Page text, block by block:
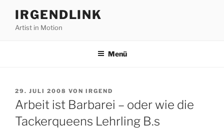
Inhalt
springen
IRGENDLINK
Artist in Motion
Menü
VERÖFFENTLICHT
AM
29. JULI 2008 VON IRGEND
Arbeit ist Barbarei – oder wie die
Tackerqueens Lehrling B.s